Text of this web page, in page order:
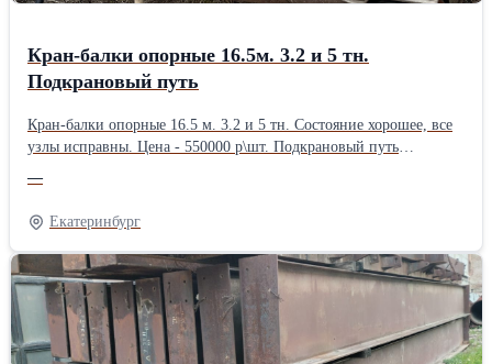
Кран-балки опорные 16.5м. 3.2 и 5 тн.
Подкрановый путь
Кран-балки опорные 16.5 м. 3.2 и 5 тн. Состояние хорошее, все
узлы исправны. Цена - 550000 р\шт. Подкрановый путь
—
Екатеринбург